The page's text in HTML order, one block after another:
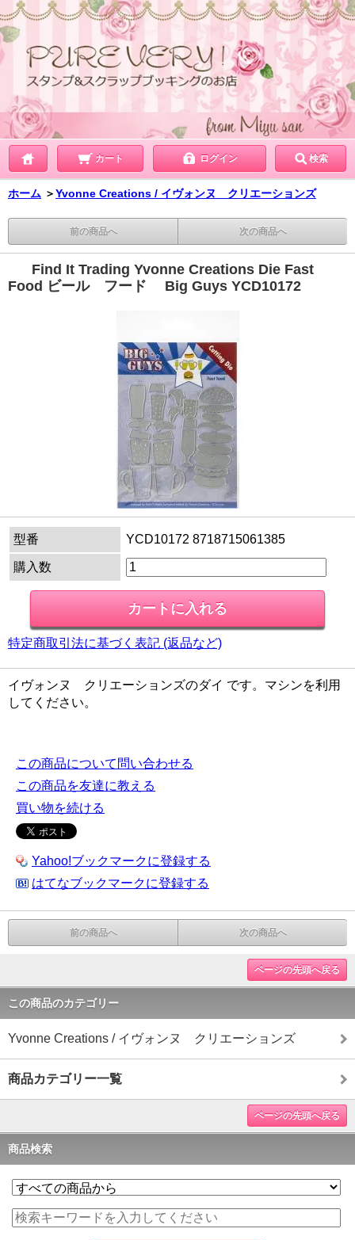
カート ログイン 検索
ホーム ＞Yvonne Creations / イヴォンヌ クリエーションズ
前の商品へ 次の商品へ
Find It Trading Yvonne Creations Die Fast
Food ビール フード Big Guys YCD10172
型番 YCD10172 8718715061385
購入数
特定商取引法に基づく表記 (返品など)
イヴォンヌ クリエーションズのダイ です。マシンを利用
してください。
この商品について問い合わせる
この商品を友達に教える
買い物を続ける
Yahoo!ブックマークに登録する
はてなブックマークに登録する
前の商品へ 次の商品へ
ページの先頭へ戻る
この商品のカテゴリー
Yvonne Creations / イヴォンヌ クリエーションズ
商品カテゴリー一覧
ページの先頭へ戻る
商品検索